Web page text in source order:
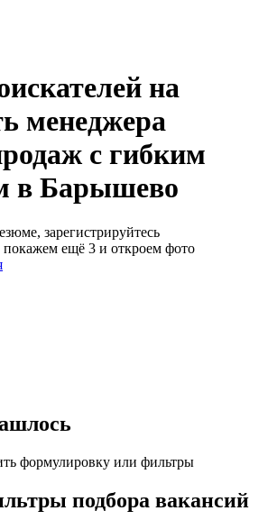
на
менеджера
с гибким
в Барышево
зарегистрируйтесь
покажем ещё 3 и откроем фото
формулировку или фильтры
подбора вакансий